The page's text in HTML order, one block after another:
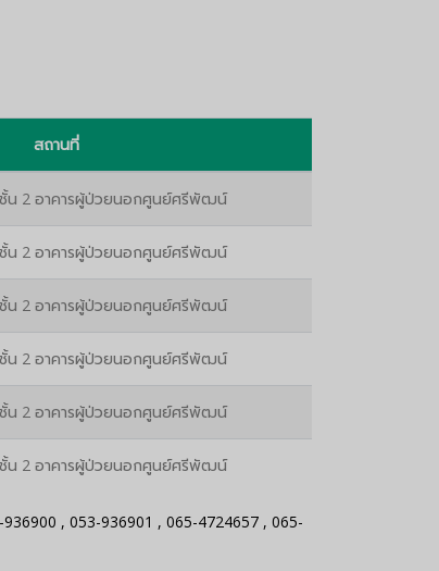
สถานที่
น 2 อาคารผู้ป่วยนอกศูนย์ศรีพัฒน์
น 2 อาคารผู้ป่วยนอกศูนย์ศรีพัฒน์
น 2 อาคารผู้ป่วยนอกศูนย์ศรีพัฒน์
น 2 อาคารผู้ป่วยนอกศูนย์ศรีพัฒน์
น 2 อาคารผู้ป่วยนอกศูนย์ศรีพัฒน์
น 2 อาคารผู้ป่วยนอกศูนย์ศรีพัฒน์
, 053-936901 , 065-4724657 , 065-